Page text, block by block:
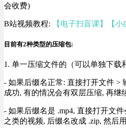
会收费)
B站视频教程: 【电子扫盲课】【
目前有2种类型的压缩包:
1. 单一压缩文件的（可以单独下载
- 如果后缀名正常: 直接打开文件 >
成功, 有的情况会有双层压缩, 再继
- 如果后缀名是 .mp4, 直接打开文
之类的视频, 后缀名改成 .zip, 然后